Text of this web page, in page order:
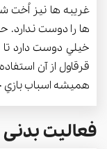
غريبه ها نيز اُخت
ها را دوست ندارد.
خيلي دوست دارد
قرقاول از آن
هميشه اسباب
فعالیت بدنی